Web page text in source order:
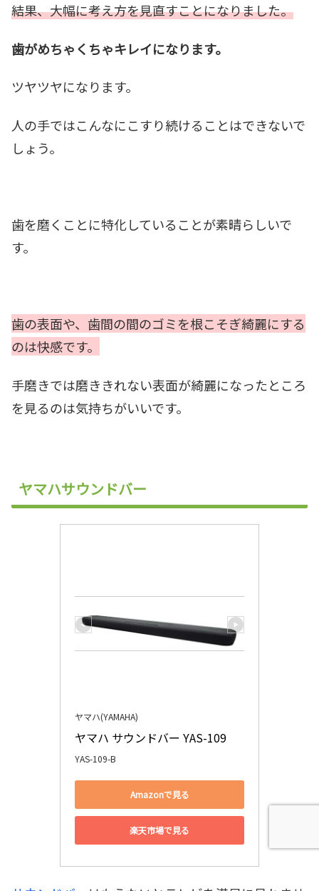
結果、大幅に考え方を見直すことになりました。
歯がめちゃくちゃキレイになります。
ツヤツヤになります。
人の手ではこんなにこすり続けることはできないで
しょう。
歯を磨くことに特化していることが素晴らしいで
す。
歯の表面や、歯間の間のゴミを根こそぎ綺麗にする
のは快感です。
手磨きでは磨ききれない表面が綺麗になったところ
を見るのは気持ちがいいです。
ヤマハサウンドバー
ヤマハ(YAMAHA)
ヤマハ サウンドバー YAS-109
YAS-109-B
Amazonで見る
楽天市場で見る